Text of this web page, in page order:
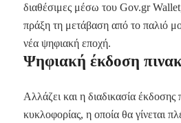
διαθέσιμες μέσω του Gov.gr
πράξη τη μετάβαση από το παλιό
νέα ψηφιακή εποχή.
Ψηφιακή έκδοση
Αλλάζει και η διαδικασία έκδοσης
κυκλοφορίας, η οποία θα γίνεται